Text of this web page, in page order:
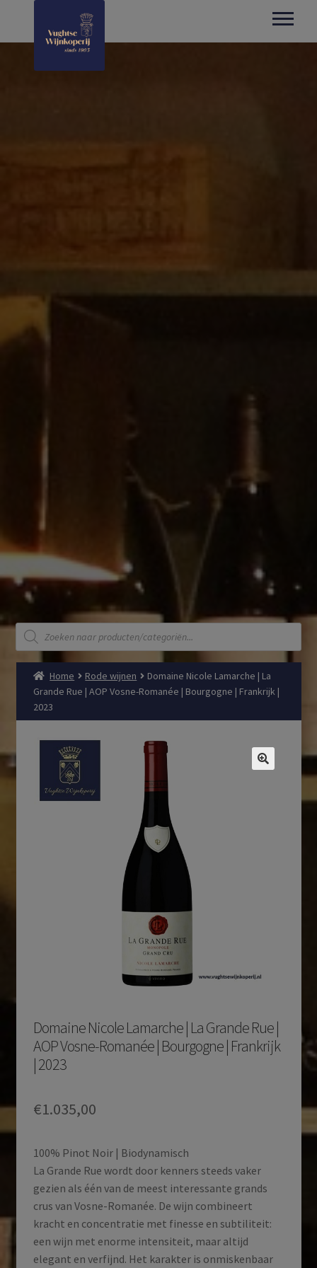
Producten
zoeken
Home Rode wijnen
Domaine Nicole Lamarche | La
Grande Rue | AOP Vosne-Romanée | Bourgogne | Frankrijk |
2023
Domaine Nicole Lamarche | La Grande Rue |
AOP Vosne-Romanée | Bourgogne | Frankrijk
| 2023
€1.035,00
100% Pinot Noir | Biodynamisch
La Grande Rue wordt door kenners steeds vaker
gezien als één van de meest interessante grands
crus van Vosne-Romanée. De wijn combineert
kracht en concentratie met finesse en subtiliteit:
een wijn met enorme intensiteit, maar altijd
elegant en verfijnd. Het karakter is onmiskenbaar